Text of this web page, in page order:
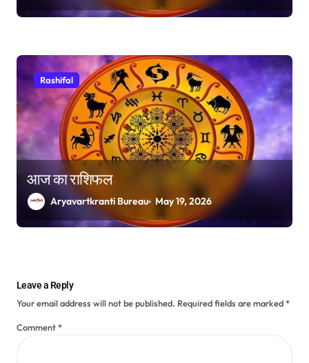
Rashifal
आज का राशिफल
Aryavartkranti Bureau May 19, 2026
Leave a Reply
Your email address will not be published. Required fields are marked*
Comment*